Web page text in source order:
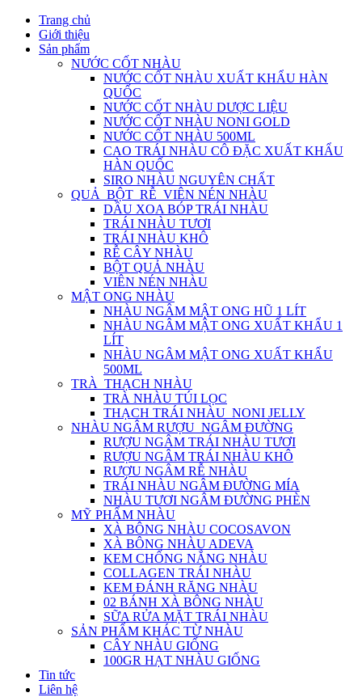
Trang chủ
Giới thiệu
Sản phẩm
NƯỚC CỐT NHÀU
NƯỚC CỐT NHÀU XUẤT KHẨU HÀN
QUỐC
NƯỚC CỐT NHÀU DƯỢC LIỆU
NƯỚC CỐT NHÀU NONI GOLD
NƯỚC CỐT NHÀU 500ML
CAO TRÁI NHÀU CÔ ĐẶC XUẤT KHẨU
HÀN QUỐC
SIRO NHÀU NGUYÊN CHẤT
QUẢ_BỘT_RỄ_VIÊN NÉN NHÀU
DẦU XOA BÓP TRÁI NHÀU
TRÁI NHÀU TƯƠI
TRÁI NHÀU KHÔ
RỄ CÂY NHÀU
BỘT QUẢ NHÀU
VIÊN NÉN NHÀU
MẬT ONG NHÀU
NHÀU NGÂM MẬT ONG HŨ 1 LÍT
NHÀU NGÂM MẬT ONG XUẤT KHẨU 1
LÍT
NHÀU NGÂM MẬT ONG XUẤT KHẨU
500ML
TRÀ_THẠCH NHÀU
TRÀ NHÀU TÚI LỌC
THẠCH TRÁI NHÀU_NONI JELLY
NHÀU NGÂM RƯỢU_NGÂM ĐƯỜNG
RƯỢU NGÂM TRÁI NHÀU TƯƠI
RƯỢU NGÂM TRÁI NHÀU KHÔ
RƯỢU NGÂM RỄ NHÀU
TRÁI NHÀU NGÂM ĐƯỜNG MÍA
NHÀU TƯƠI NGÂM ĐƯỜNG PHÈN
MỸ PHẨM NHÀU
XÀ BÔNG NHÀU COCOSAVON
XÀ BÔNG NHÀU ADEVA
KEM CHỐNG NẮNG NHÀU
COLLAGEN TRÁI NHÀU
KEM ĐÁNH RĂNG NHÀU
02 BÁNH XÀ BÔNG NHÀU
SỮA RỬA MẶT TRÁI NHÀU
SẢN PHẨM KHÁC TỪ NHÀU
CÂY NHÀU GIỐNG
100GR HẠT NHÀU GIỐNG
Tin tức
Liên hệ